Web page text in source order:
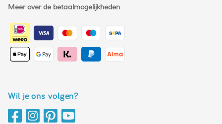
Meer over de betaalmogelijkheden
Wil je ons volgen?